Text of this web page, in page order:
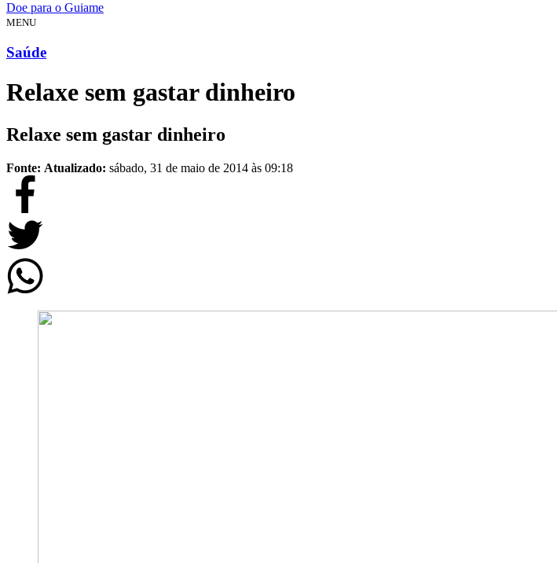
Doe para o Guiame
MENU
Saúde
Relaxe sem gastar dinheiro
Relaxe sem gastar dinheiro
Fonte: Atualizado: sábado, 31 de maio de 2014 às 09:18